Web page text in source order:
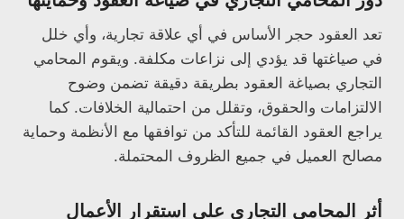
تعد العقود حجر الأساس في أي علاقة تجارية، وأي خلل
في صياغتها قد يؤدي إلى نزاعات مكلفة. ويقوم المحامي
التجاري بصياغة العقود بطريقة دقيقة تضمن وضوح
الالتزامات والحقوق، وتقلل من احتمالية الخلافات. كما
يراجع العقود القائمة للتأكد من توافقها مع الأنظمة وحماية
مصالح العميل في جميع الظروف المحتملة.
أثر المحامي التجاري على استقرار الأعمال